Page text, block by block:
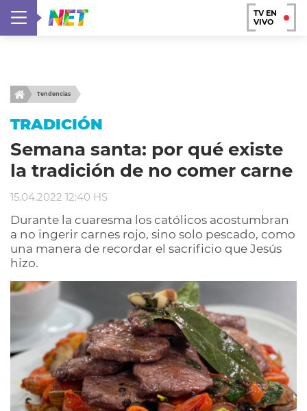
TV EN
VIVO
Tendencias
TRADICIÓN
Semana santa: por qué existe
la tradición de no comer carne
15.04.2022 12:40 HS
Durante la cuaresma los católicos acostumbran
a no ingerir carnes rojo, sino solo pescado, como
una manera de recordar el sacrificio que Jesús
hizo.